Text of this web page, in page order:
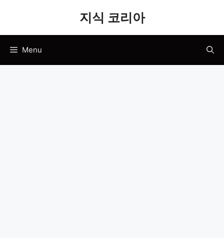
지식 코리아
Menu